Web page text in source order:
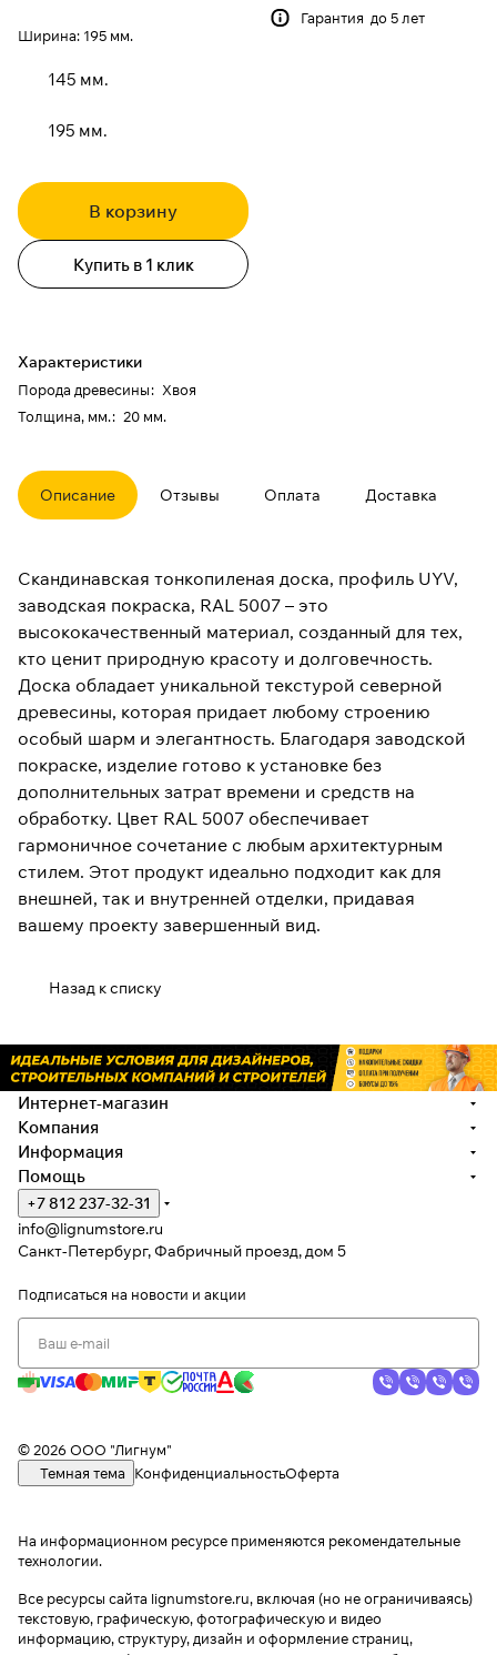
Ширина: 195 мм.
145 мм.
195 мм.
В корзину
Купить в 1 клик
Характеристики
Порода древесины: Хвоя
Толщина, мм.: 20 мм.
Гарантия до 5 лет
Описание Отзывы Оплата Доставка
Скандинавская тонкопиленая доска, профиль UYV,
заводская покраска, RAL 5007 – это
высококачественный материал, созданный для тех,
кто ценит природную красоту и долговечность.
Доска обладает уникальной текстурой северной
древесины, которая придает любому строению
особый шарм и элегантность. Благодаря заводской
покраске, изделие готово к установке без
дополнительных затрат времени и средств на
обработку. Цвет RAL 5007 обеспечивает
гармоничное сочетание с любым архитектурным
стилем. Этот продукт идеально подходит как для
внешней, так и внутренней отделки, придавая
вашему проекту завершенный вид.
Назад к списку
Интернет-магазин
Компания
Информация
Помощь
+7 812 237-32-31
info@lignumstore.ru
Санкт-Петербург, Фабричный проезд, дом 5
Подписаться на новости и акции
© 2026 ООО "Лигнум"
Темная тема
КонфиденциальностьОферта
На информационном ресурсе применяются рекомендательные
технологии.
Все ресурсы сайта lignumstore.ru, включая (но не ограничиваясь)
текстовую, графическую, фотографическую и видео
информацию, структуру, дизайн и оформление страниц,